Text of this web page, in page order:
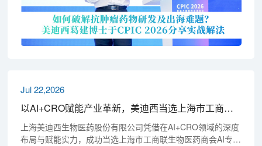
Jul 22,2026
以AI+CRO赋能产业革新，美迪西当选上海市工商联生物医药商会AI专委会副主任委员单位
上海美迪西生物医药股份有限公司凭借在AI+CRO领域的深度
布局与赋能实力，成功当选上海市工商联生物医药商会AI专委